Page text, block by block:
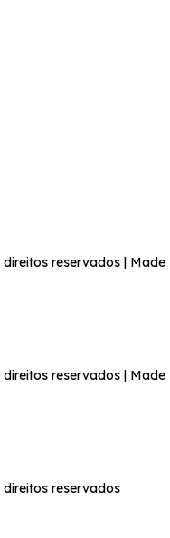
reservados | Made
reservados | Made
reservados